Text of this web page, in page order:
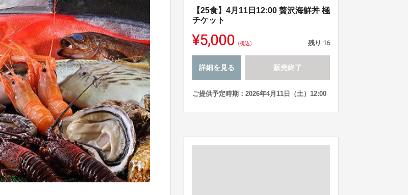
【25食】4月11日12:00 贅沢海鮮丼 極
チケット
¥5,000 (税込) 残り 16
詳細を見る 販売終了
ご提供予定時期：2026年4月11日（土）12:00